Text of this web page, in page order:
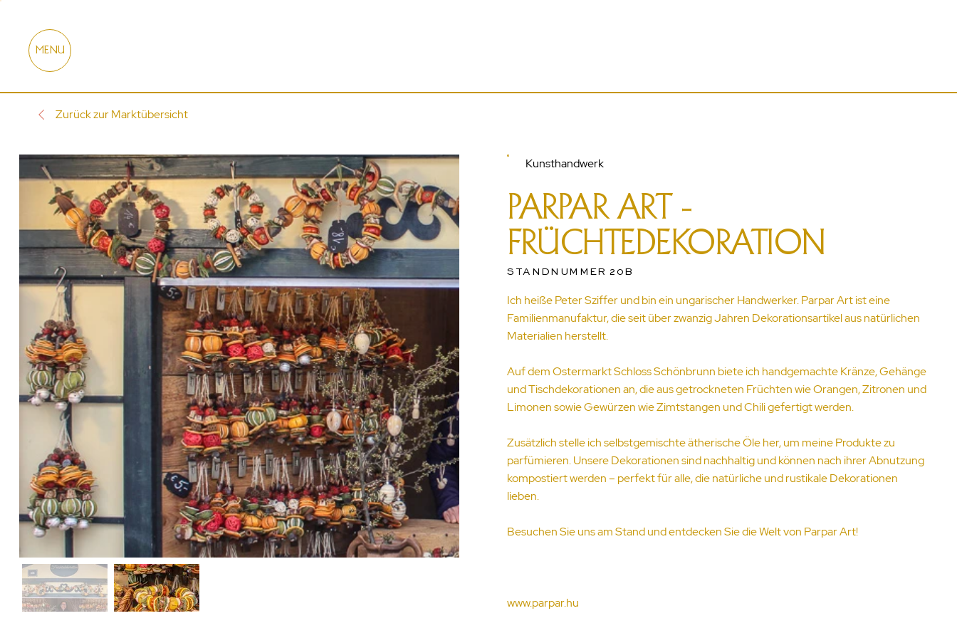
MENU
Zurück zur Marktübersicht
Kunsthandwerk
PARPAR ART -
FRÜCHTEDEKORATION
STANDNUMMER 20B
Ich heiße Peter Sziffer und bin ein ungarischer Handwerker. Parpar Art ist eine
Familienmanufaktur, die seit über zwanzig Jahren Dekorationsartikel aus natürlichen
Materialien herstellt.
Auf dem Ostermarkt Schloss Schönbrunn biete ich handgemachte Kränze, Gehänge
und Tischdekorationen an, die aus getrockneten Früchten wie Orangen, Zitronen und
Limonen sowie Gewürzen wie Zimtstangen und Chili gefertigt werden.
Zusätzlich stelle ich selbstgemischte ätherische Öle her, um meine Produkte zu
parfümieren. Unsere Dekorationen sind nachhaltig und können nach ihrer Abnutzung
kompostiert werden – perfekt für alle, die natürliche und rustikale Dekorationen
lieben.
Besuchen Sie uns am Stand und entdecken Sie die Welt von Parpar Art!
www.parpar.hu